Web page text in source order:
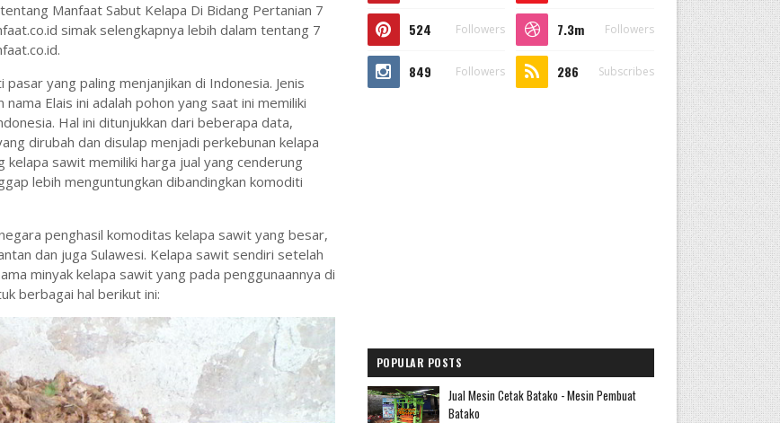
Manfaat Sabut Kelapa Di Bidang Pertanian 7
simak selengkapnya lebih dalam tentang 7
yang paling menjanjikan di Indonesia. Jenis
Elais ini adalah pohon yang saat ini memiliki
Hal ini ditunjukkan dari beberapa data,
dirubah dan disulap menjadi perkebunan kelapa
sawit memiliki harga jual yang cenderung
lebih menguntungkan dibandingkan komoditi
penghasil komoditas kelapa sawit yang besar,
dan juga Sulawesi. Kelapa sawit sendiri setelah
minyak kelapa sawit yang pada penggunaannya di
berbagai hal berikut ini:
524 Followers 7.3m Followers
849 Followers 286 Subscribes
POPULAR POSTS
Jual Mesin Cetak Batako - Mesin Pembuat
Batako